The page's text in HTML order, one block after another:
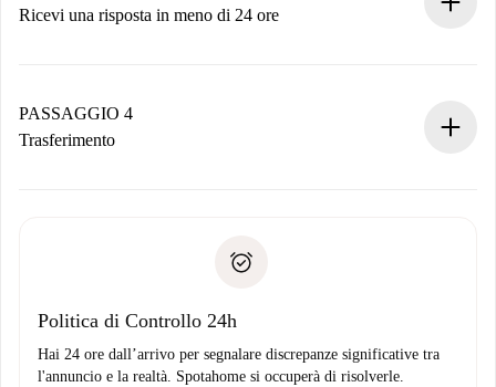
Ricevi una risposta in meno di 24 ore
contatto con il proprietario.
Se rifiutata: non ti addebiteremo nulla e ti proporremo
Domiciliazione del pagamento
PASSAGGIO 4
Trasferimento
solo se non segnali problemi.
Politica di Controllo 24h
Hai 24 ore dall’arrivo per segnalare discrepanze significative tra
l'annuncio e la realtà. Spotahome si occuperà di risolverle.